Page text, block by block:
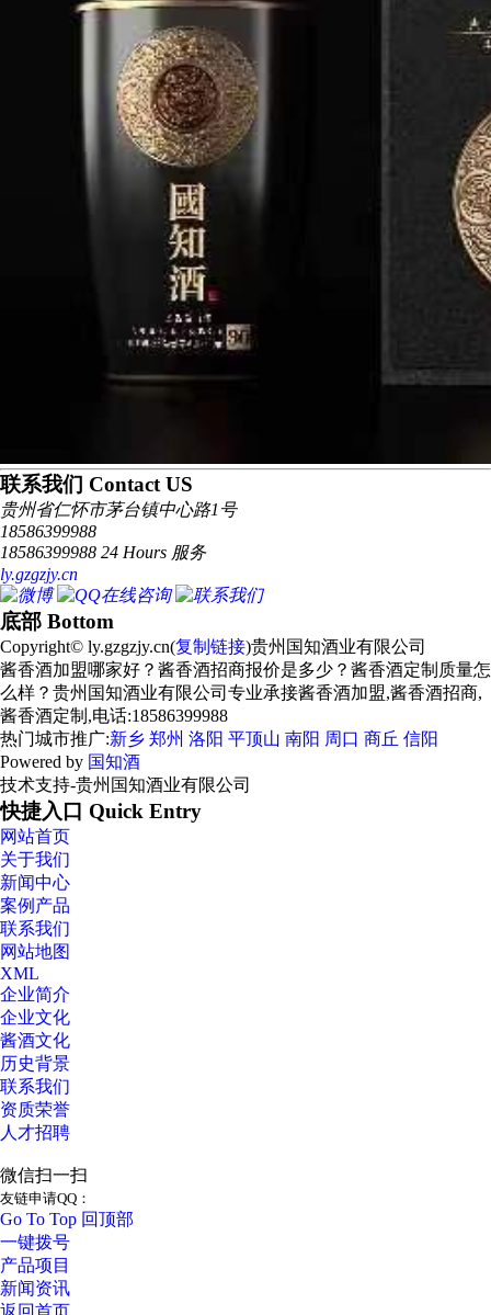
联系我们 Contact US
贵州省仁怀市茅台镇中心路1号
18586399988
18586399988 24 Hours 服务
ly.gzgzjy.cn
底部 Bottom
Copyright© ly.gzgzjy.cn(复制链接)贵州国知酒业有限公司
酱香酒加盟哪家好？酱香酒招商报价是多少？酱香酒定制质量怎
么样？贵州国知酒业有限公司专业承接酱香酒加盟,酱香酒招商,
酱香酒定制,电话:18586399988
热门城市推广:新乡 郑州 洛阳 平顶山 南阳 周口 商丘 信阳
Powered by 国知酒
技术支持-贵州国知酒业有限公司
快捷入口 Quick Entry
网站首页
关于我们
新闻中心
案例产品
联系我们
网站地图
XML
企业简介
企业文化
酱酒文化
历史背景
联系我们
资质荣誉
人才招聘
微信扫一扫
友链申请QQ：
Go To Top 回顶部
一键拨号
产品项目
新闻资讯
返回首页